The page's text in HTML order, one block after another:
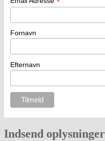
Fornavn
Efternavn
Indsend oplysninger